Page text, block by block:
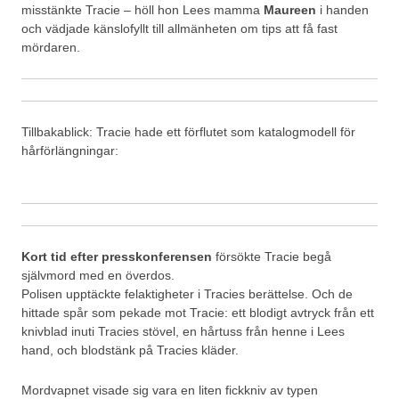
misstänkte Tracie – höll hon Lees mamma Maureen i handen
och vädjade känslofyllt till allmänheten om tips att få fast
mördaren.
Tillbakablick: Tracie hade ett förflutet som katalogmodell för
hårförlängningar:
Kort tid efter presskonferensen försökte Tracie begå
självmord med en överdos.
Polisen upptäckte felaktigheter i Tracies berättelse. Och de
hittade spår som pekade mot Tracie: ett blodigt avtryck från ett
knivblad inuti Tracies stövel, en hårtuss från henne i Lees
hand, och blodstänk på Tracies kläder.
Mordvapnet visade sig vara en liten fickkniv av typen